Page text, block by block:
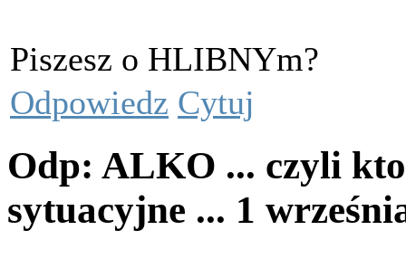
Piszesz o HLIBNYm?
Odpowiedz Cytuj
Odp: ALKO ... czyli
sytuacyjne ... 1